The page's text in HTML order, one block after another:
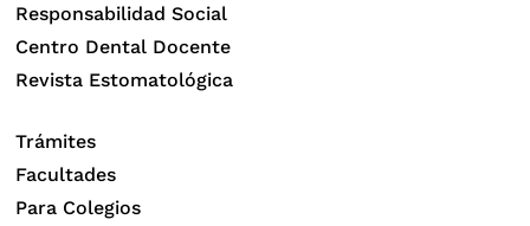
Responsabilidad Social
Centro Dental Docente
Revista Estomatológica
Trámites
Facultades
Para Colegios